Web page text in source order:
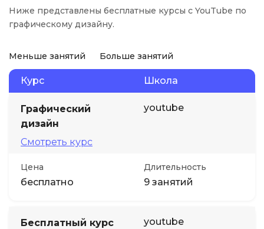
Ниже представлены бесплатные курсы с YouTube по
графическому дизайну.
Меньше занятий Больше занятий
Курс Школа
Графический
дизайн
Смотреть курс
youtube
Цена
бесплатно
Длительность
9 занятий
Бесплатный курс
youtube